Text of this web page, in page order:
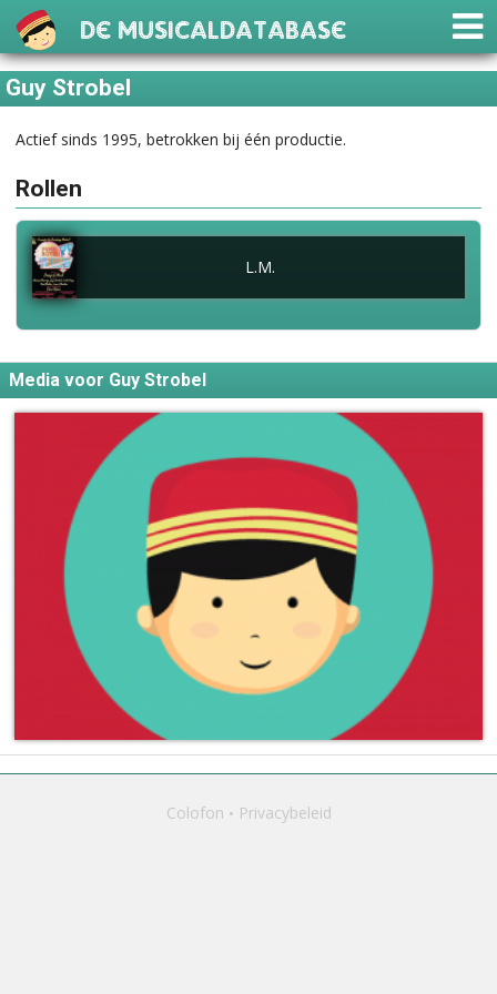
De Musicaldatabase
Guy Strobel
Actief sinds 1995, betrokken bij één productie.
Rollen
L.M.
Media voor Guy Strobel
Colofon Privacybeleid